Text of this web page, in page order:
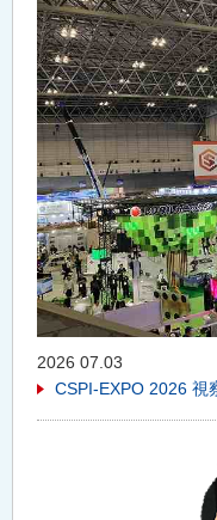
2026 07.03
CSPI-EXPO 2026 視